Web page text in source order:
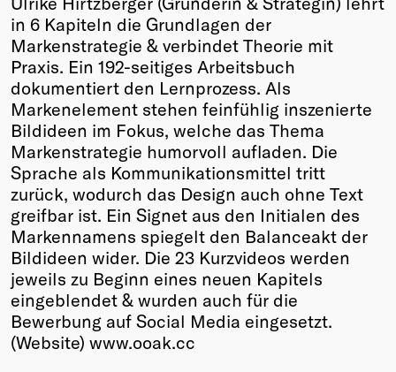
in 6 Kapiteln die Grundlagen der
Markenstrategie & verbindet Theorie mit
Praxis. Ein 192-seitiges Arbeitsbuch
dokumentiert den Lernprozess. Als
Markenelement stehen feinfühlig inszenierte
Bildideen im Fokus, welche das Thema
Markenstrategie humorvoll aufladen. Die
Sprache als Kommunikationsmittel tritt
zurück, wodurch das Design auch ohne Text
greifbar ist. Ein Signet aus den Initialen des
Markennamens spiegelt den Balanceakt der
Bildideen wider. Die 23 Kurzvideos werden
jeweils zu Beginn eines neuen Kapitels
eingeblendet & wurden auch für die
Bewerbung auf Social Media eingesetzt.
(Website) www.ooak.cc